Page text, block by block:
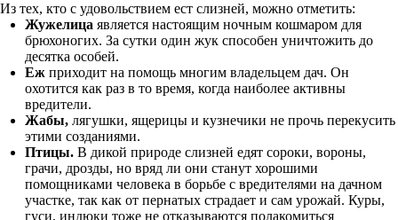
Из тех, кто с удовольствием ест слизней, можно отметить:
Жужелица является настоящим ночным кошмаром для
брюхоногих. За сутки один жук способен уничтожить до
десятка особей.
Еж приходит на помощь многим владельцем дач. Он
охотится как раз в то время, когда наиболее активны
вредители.
Жабы, лягушки, ящерицы и кузнечики не прочь перекусить
этими созданиями.
Птицы. В дикой природе слизней едят сороки, вороны,
грачи, дрозды, но вряд ли они станут хорошими
помощниками человека в борьбе с вредителями на дачном
участке, так как от пернатых страдает и сам урожай. Куры,
гуси, индюки тоже не отказываются полакомиться